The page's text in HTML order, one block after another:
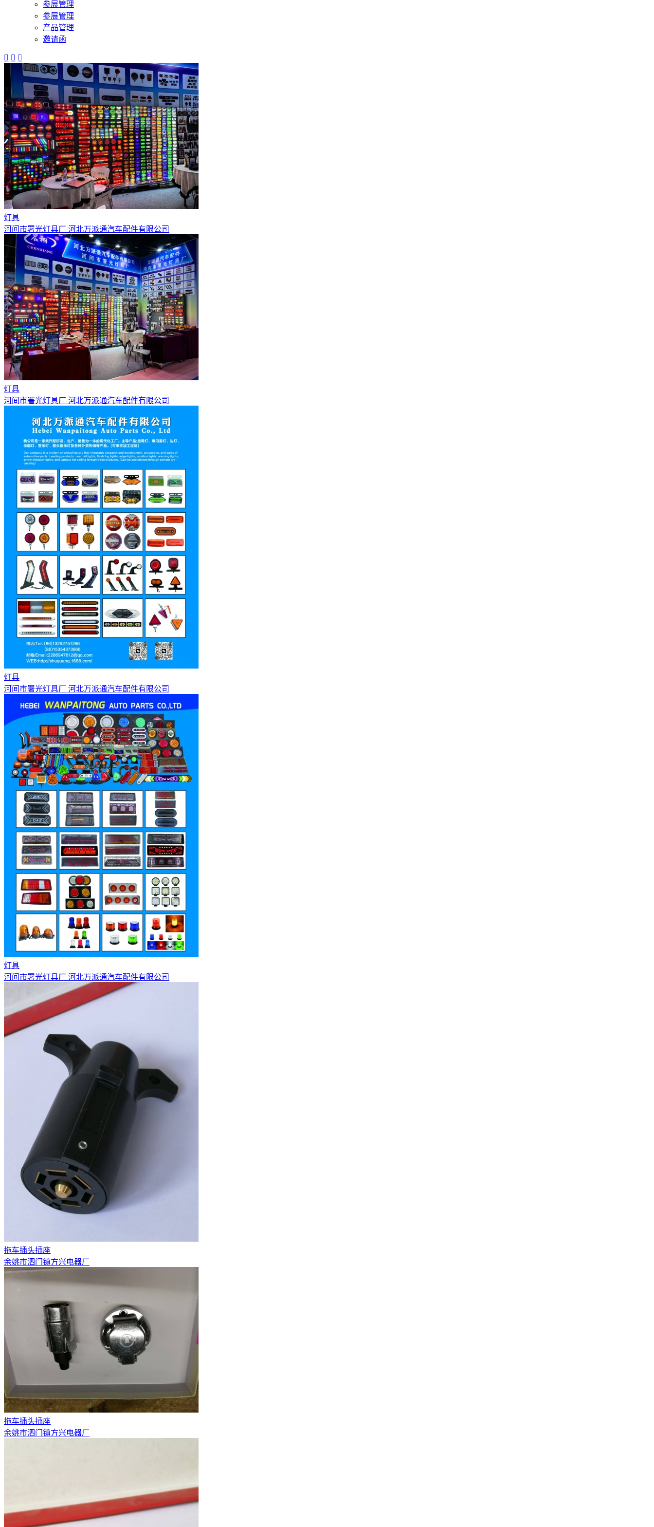
参展管理
参展管理
产品管理
邀请函
  
灯具
河间市署光灯具厂 河北万派通汽车配件有限公司
灯具
河间市署光灯具厂 河北万派通汽车配件有限公司
灯具
河间市署光灯具厂 河北万派通汽车配件有限公司
灯具
河间市署光灯具厂 河北万派通汽车配件有限公司
拖车插头插座
余姚市泗门镇方兴电器厂
拖车插头插座
余姚市泗门镇方兴电器厂